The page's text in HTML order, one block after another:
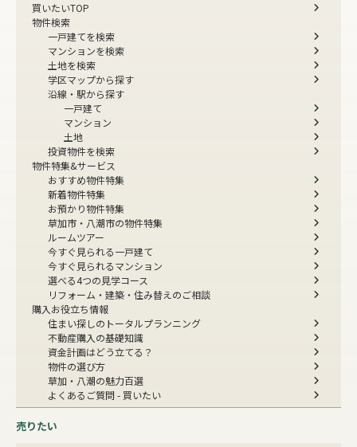
買いたいTOP
物件検索
一戸建てを検索
マンションを検索
土地を検索
学区マップから探す
沿線・駅から探す
一戸建て
マンション
土地
投資物件を検索
物件特集&サービス
おすすめ物件特集
新着物件特集
お預かり物件特集
草加市・八潮市の物件特集
ルームツアー
今すぐ見られる一戸建て
今すぐ見られるマンション
選べる4つの見学コース
リフォーム・建築・住み替えのご相談
購入お役立ち情報
住まい探しのトータルプランニング
不動産購入の基礎知識
資金計画はどう立てる？
物件の選び方
草加・八潮の魅力百選
よくあるご質問 - 買いたい
売りたい